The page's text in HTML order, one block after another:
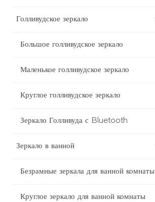
Голливудское зеркало
Большое голливудское зеркало
Маленькое голливудское зеркало
Круглое голливудское зеркало
Зеркало Голливуда с Bluetooth
Зеркало в ванной
Безрамные зеркала для ванной комнаты
Круглое зеркало для ванной комнаты